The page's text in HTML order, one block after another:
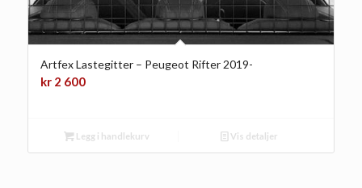
Artfex Lastegitter – Peugeot Rifter 2019-
kr2 600
Legg i handlekurv Vis detaljer